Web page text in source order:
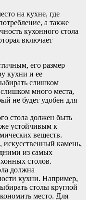
на кухне, где
а также
кухонного стола
включает
его размер
кухни и ее
слишком
много места,
не будет удобен для
стола должен быть
устойчивым к
веществ.
камень,
из самых
столов.
должна
кухни. Например,
столы круглой
место. Для